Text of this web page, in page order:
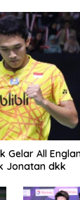
Gelar All
Jonatan dkk